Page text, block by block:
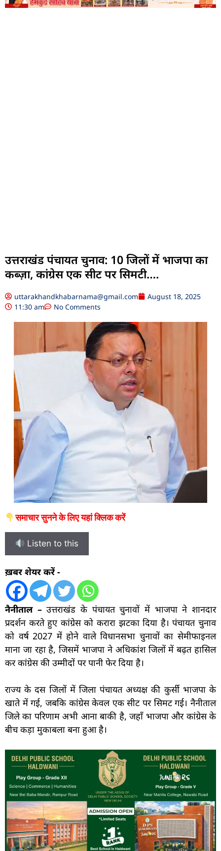
उत्तराखंड पंचायत चुनाव: 10 जिलों में भाजपा का
कब्ज़ा, कांग्रेस एक सीट पर सिमटी….
uttarakhandkhabarnama@gmail.com
August 18, 2025
11:30 am
No Comments
समाचार सुनने के लिए यहां क्लिक करें
Listen to this
ख़बर शेयर करें -
नैनीताल–उत्तराखंड के पंचायत चुनावों में भाजपा ने शानदार
प्रदर्शन करते हुए कांग्रेस को करारा झटका दिया है। पंचायत चुनाव
को वर्ष 2027 में होने वाले विधानसभा चुनावों का सेमीफाइनल
माना जा रहा है, जिसमें भाजपा ने अधिकांश जिलों में बढ़त हासिल
कर कांग्रेस की उम्मीदों पर पानी फेर दिया है।
राज्य के दस जिलों में जिला पंचायत अध्यक्ष की कुर्सी भाजपा के
खाते में गई, जबकि कांग्रेस केवल एक सीट पर सिमट गई। नैनीताल
जिले का परिणाम अभी आना बाकी है, जहाँ भाजपा और कांग्रेस के
बीच कड़ा मुकाबला बना हुआ है।